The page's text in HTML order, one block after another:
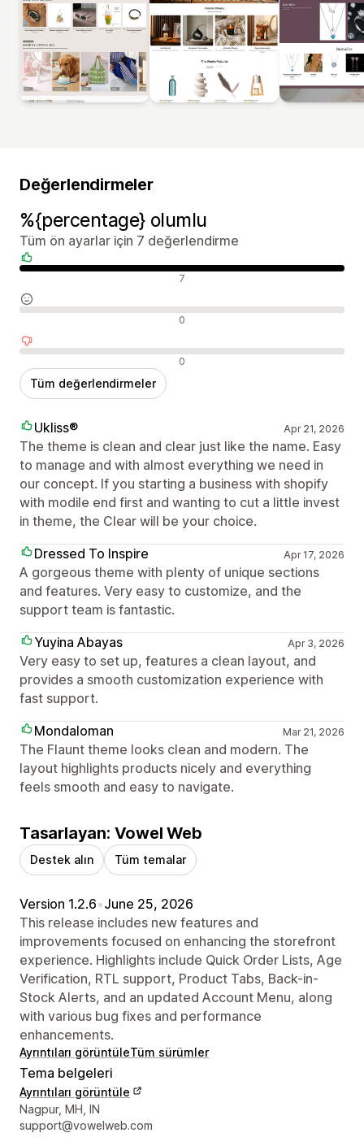
Değerlendirmeler
%{percentage} olumlu
Tüm ön ayarlar için 7 değerlendirme
Olumlu değerlendirmeler 7
Nötr değerlendirmeler 0
Olumsuz değerlendirmeler 0
Tüm değerlendirmeler
Ukliss® Apr 21, 2026
The theme is clean and clear just like the name. Easy
to manage and with almost everything we need in
our concept. If you starting a business with shopify
with modile end first and wanting to cut a little invest
in theme, the Clear will be your choice.
Dressed To Inspire
Apr 17, 2026
A gorgeous theme with plenty of unique sections
and features. Very easy to customize, and the
support team is fantastic.
Yuyina Abayas
Apr 3, 2026
Very easy to set up, features a clean layout, and
provides a smooth customization experience with
fast support.
Mondaloman
Mar 21, 2026
The Flaunt theme looks clean and modern. The
layout highlights products nicely and everything
feels smooth and easy to navigate.
Tasarlayan: Vowel Web
Destek alın Tüm temalar
Version 1.2.6•June 25, 2026
This release includes new features and
improvements focused on enhancing the storefront
experience. Highlights include Quick Order Lists, Age
Verification, RTL support, Product Tabs, Back-in-
Stock Alerts, and an updated Account Menu, along
with various bug fixes and performance
enhancements.
Ayrıntıları görüntüleTüm sürümler
Tema belgeleri
Ayrıntıları görüntüle
Tasarımcı iletişim bilgileri
Nagpur, MH, IN
support@vowelweb.com